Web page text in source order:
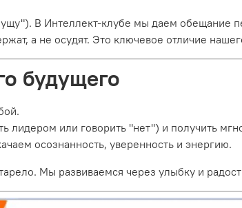
В Интеллект-клубе мы даем обещание
а не осудят. Это ключевое отличие
будущего
или говорить "нет") и получить
осознанность, уверенность и энергию.
Мы развиваемся через улыбку и